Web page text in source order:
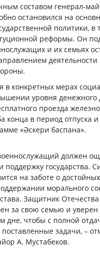
составом генерал-
остановился на
политики, в
реформы. Он
и их семьях
деятельности
в конкретных мерах
уровня денежного
проезда
конца в период отпуска и
«Әскери баспана».
должен
поддержку государства.
на заботе о
морального
Защитник
за свою семью и уверен
дне, чтобы с полной
задачи, –
А. Мустабеков.